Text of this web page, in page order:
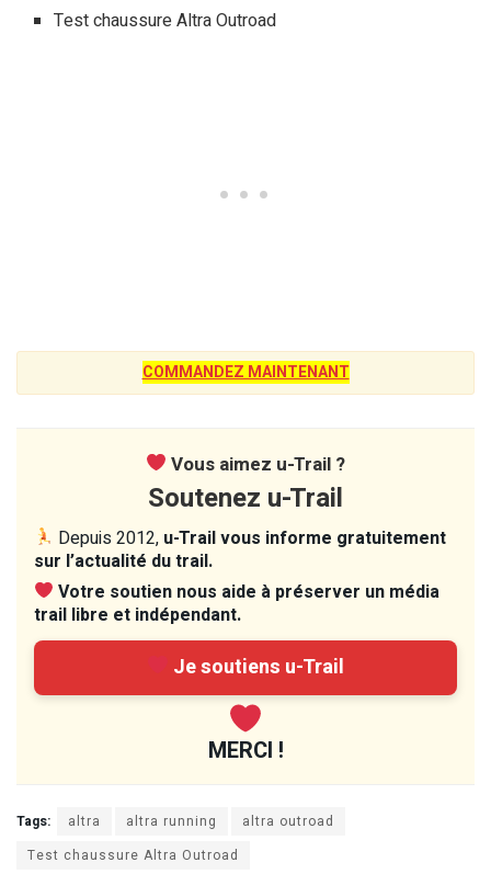
Test chaussure Altra Outroad
COMMANDEZ MAINTENANT
Vous aimez u-Trail ?
Soutenez u-Trail
Depuis 2012, u-Trail vous informe gratuitement
sur l’actualité du trail.
Votre soutien nous aide à préserver un média
trail libre et indépendant.
Je soutiens u-Trail
MERCI !
Tags: altra altra running
altra outroad
Test chaussure Altra Outroad